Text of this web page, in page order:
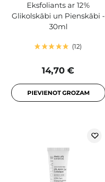
Eksfoliants ar 12%
Glikolskābi un Pienskābi -
30ml
12
14,70 €
PIEVIENOT GROZAM